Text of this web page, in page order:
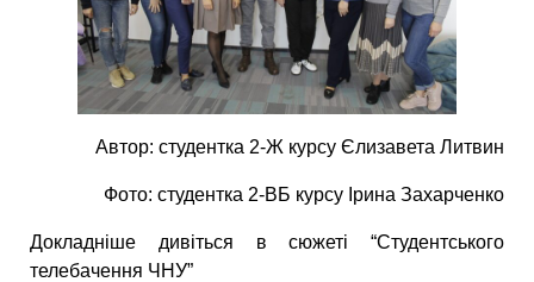
Автор: студентка 2-Ж курсу Єлизавета Литвин
Фото: студентка 2-ВБ курсу Ірина Захарченко
Докладніше дивіться в сюжеті “Студентського
телебачення ЧНУ”